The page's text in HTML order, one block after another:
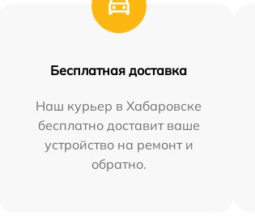
Бесплатная доставка
Наш курьер в Хабаровске
бесплатно доставит ваше
устройство на ремонт и
обратно.